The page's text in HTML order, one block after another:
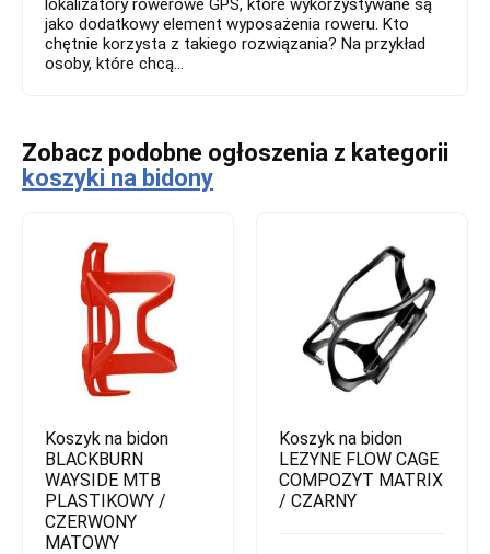
lokalizatory rowerowe GPS, które wykorzystywane są
jako dodatkowy element wyposażenia roweru. Kto
chętnie korzysta z takiego rozwiązania? Na przykład
osoby, które chcą...
Zobacz podobne ogłoszenia z kategorii
koszyki na bidony
Koszyk na bidon
BLACKBURN
WAYSIDE MTB
PLASTIKOWY /
CZERWONY
MATOWY
Koszyk na bidon
LEZYNE FLOW CAGE
COMPOZYT MATRIX
/ CZARNY